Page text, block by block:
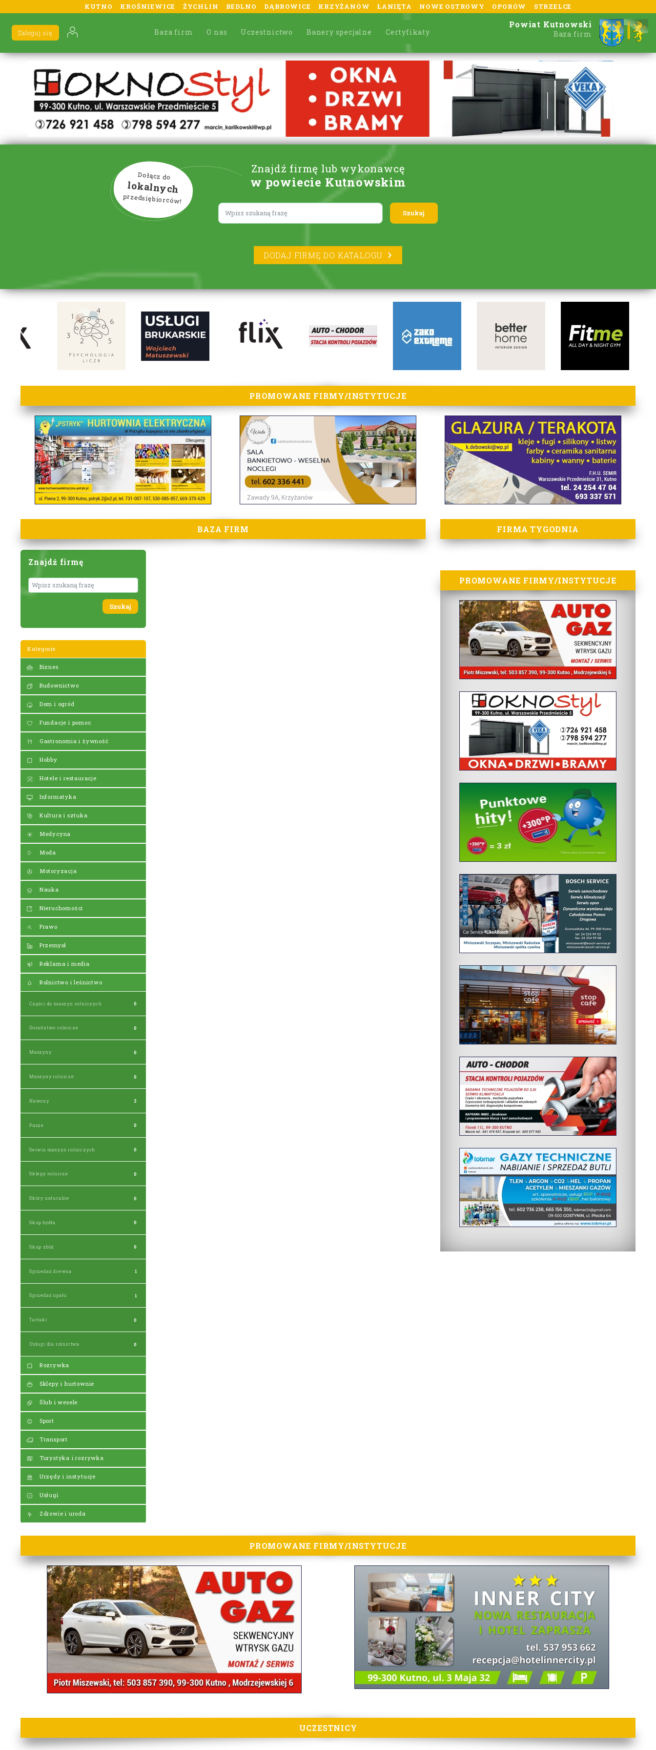
KUTNO KROŚNIEWICE ŻYCHLIN BEDLNO DĄBROWICE KRZYŻANÓW ŁANIĘTA NOWE OSTROWY OPORÓW STRZELCE
Baza firm O nas Uczestnictwo Banery specjalne Certyfikaty
Zaloguj się
Powiat Kutnowski
Baza firm
Znajdź firmę lub wykonawcę
w powiecie Kutnowskim
Dołącz do
lokalnych
przedsiębiorców!
Lorem ipsum
DODAJ FIRMĘ DO KATALOGU
lorem ipsum
PROMOWANE FIRMY/INSTYTUCJE
BAZA FIRM
Znajdź firmę
Wyszukaj
Kategorie
Biznes
Budownictwo
Dom i ogród
Fundacje i pomoc
Gastronomia i żywność
Hobby
Hotele i restauracje
Informatyka
Kultura i sztuka
Medycyna
Moda
Motoryzacja
Nauka
Nieruchomości
Prawo
Przemysł
Reklama i media
Rolnictwo i leśnictwo
Części do maszyn rolniczych 0
Doradztwo rolnicze 0
Maszyny 0
Maszyny rolnicze 0
Nawozy 2
Pasze 0
Serwis maszyn rolniczych 0
Sklepy rolnicze 0
Skóry naturalne 0
Skup bydła 0
Skup zbóż 0
Sprzedaż drewna 1
Sprzedaż opału 1
Tartaki 0
Usługi dla rolnictwa 0
Rozrywka
Sklepy i hurtownie
Ślub i wesele
Sport
Transport
Turystyka i rozrywka
Urzędy i instytucje
Usługi
Zdrowie i uroda
FIRMA TYGODNIA
PROMOWANE FIRMY/INSTYTUCJE
PROMOWANE FIRMY/INSTYTUCJE
UCZESTNICY